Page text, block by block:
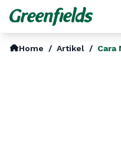
Home / Artikel /